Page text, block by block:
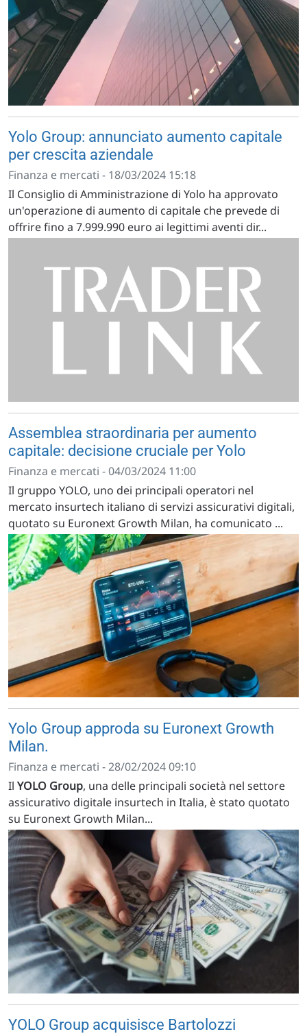
Yolo Group: annunciato aumento capitale
per crescita aziendale
Finanza e mercati - 18/03/2024 15:18
Il Consiglio di Amministrazione di Yolo ha approvato
un'operazione di aumento di capitale che prevede di
offrire fino a 7.999.990 euro ai legittimi aventi dir...
Assemblea straordinaria per aumento
capitale: decisione cruciale per Yolo
Finanza e mercati - 04/03/2024 11:00
Il gruppo YOLO, uno dei principali operatori nel
mercato insurtech italiano di servizi assicurativi digitali,
quotato su Euronext Growth Milan, ha comunicato ...
Yolo Group approda su Euronext Growth
Milan.
Finanza e mercati - 28/02/2024 09:10
Il YOLO Group, una delle principali società nel settore
assicurativo digitale insurtech in Italia, è stato quotato
su Euronext Growth Milan...
YOLO Group acquisisce Bartolozzi